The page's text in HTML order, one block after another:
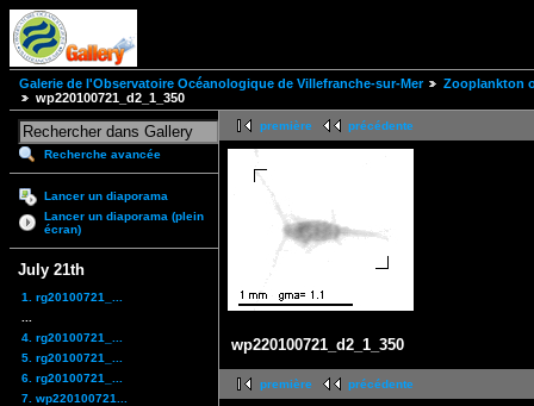
Galerie de l'Observatoire Océanologique de Villefranche-sur-Mer
Zooplankton
wp220100721_d2_1_350
Recherche avancée
Lancer un diaporama
Lancer un diaporama (plein
écran)
July 21th
1. rg20100721_...
4. rg20100721_...
5. rg20100721_...
6. rg20100721_...
7. wp220100721...
première précédente
wp220100721_d2_1_350
première précédente